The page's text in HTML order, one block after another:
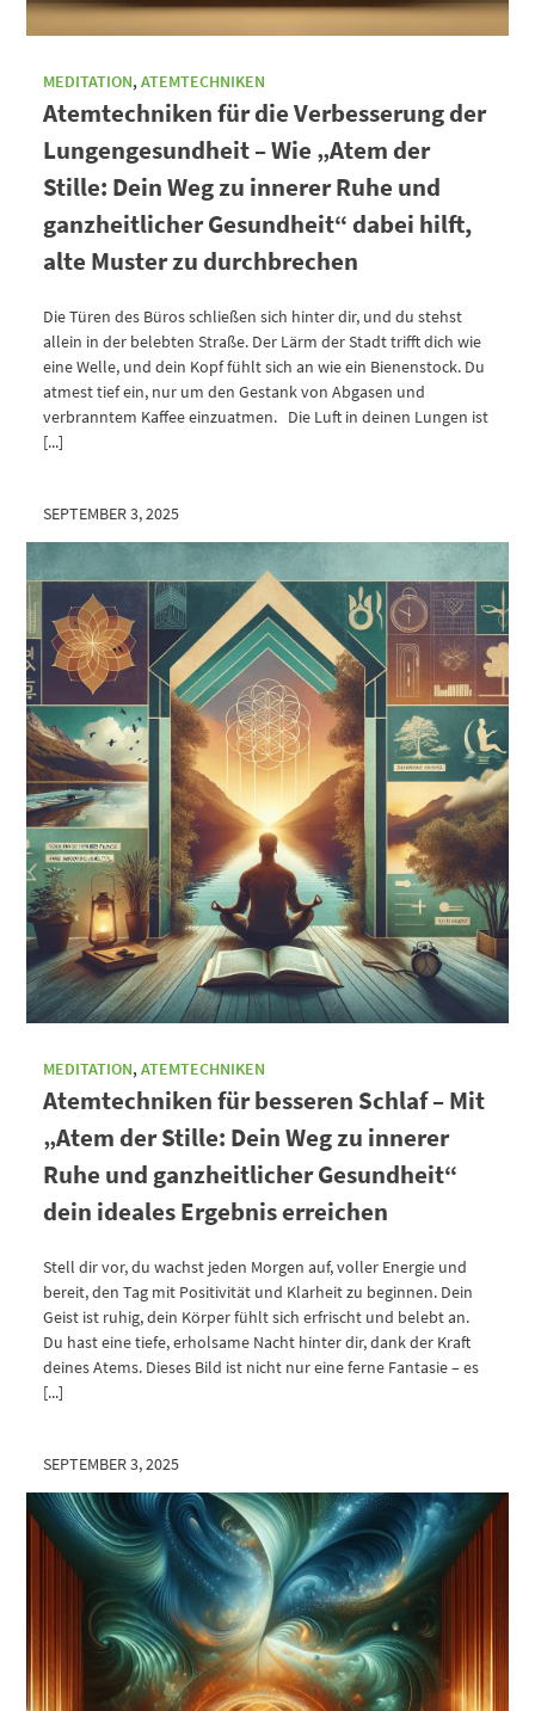
MEDITATION,ATEMTECHNIKEN
Atemtechniken für die Verbesserung der
Lungengesundheit – Wie „Atem der
Stille: Dein Weg zu innerer Ruhe und
ganzheitlicher Gesundheit“ dabei hilft,
alte Muster zu durchbrechen
Die Türen des Büros schließen sich hinter dir, und du stehst
allein in der belebten Straße. Der Lärm der Stadt trifft dich wie
eine Welle, und dein Kopf fühlt sich an wie ein Bienenstock. Du
atmest tief ein, nur um den Gestank von Abgasen und
verbranntem Kaffee einzuatmen. Die Luft in deinen Lungen ist
[...]
SEPTEMBER 3, 2025
MEDITATION,ATEMTECHNIKEN
Atemtechniken für besseren Schlaf – Mit
„Atem der Stille: Dein Weg zu innerer
Ruhe und ganzheitlicher Gesundheit“
dein ideales Ergebnis erreichen
Stell dir vor, du wachst jeden Morgen auf, voller Energie und
bereit, den Tag mit Positivität und Klarheit zu beginnen. Dein
Geist ist ruhig, dein Körper fühlt sich erfrischt und belebt an.
Du hast eine tiefe, erholsame Nacht hinter dir, dank der Kraft
deines Atems. Dieses Bild ist nicht nur eine ferne Fantasie – es
[...]
SEPTEMBER 3, 2025